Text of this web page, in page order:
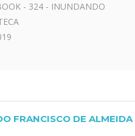
- 324 - INUNDANDO
FRANCISCO DE ALMEIDA